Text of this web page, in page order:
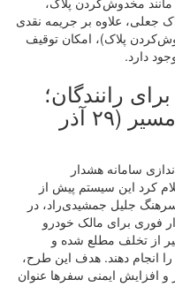
جعلی، علاوه بر جریمه نقدی
پلاک)، امکان توقیف
دارد.
رانندگان؛
پیامک فوری و توقف در مسیر (۲۹ آذر
سامانه هشدار
کرد این سیستم پیش از
جلیل جمشیدی‌راد، در
برای مالک خودرو
تخلف مطلع شده و
انجام دهند. هدف این طرح،
ایمنی سفرها عنوان